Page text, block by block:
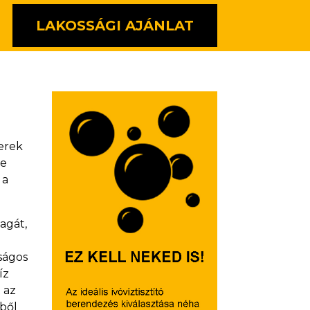
LAKOSSÁGI AJÁNLAT